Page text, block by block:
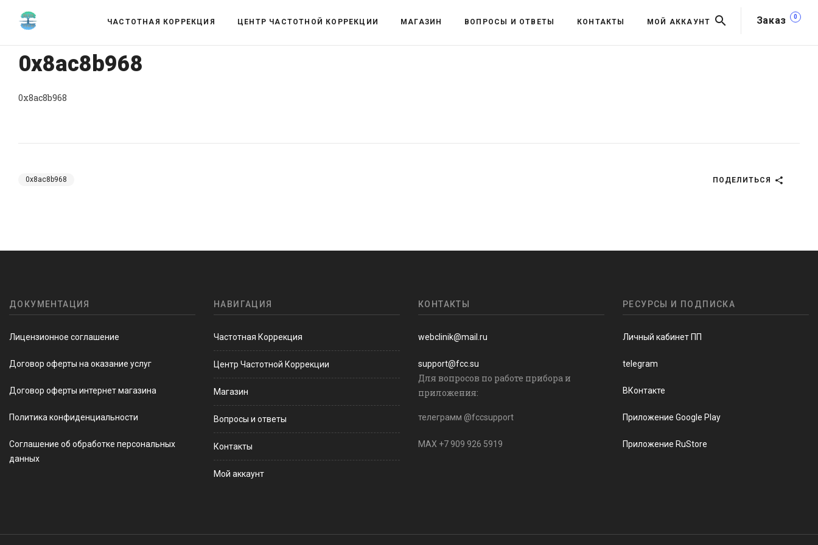
Заказ 0
ЧАСТОТНАЯ КОРРЕКЦИЯ ЦЕНТР ЧАСТОТНОЙ КОРРЕКЦИИ МАГАЗИН ВОПРОСЫ И ОТВЕТЫ КОНТАКТЫ МОЙ АККАУНТ
0x8ac8b968
0x8ac8b968
0x8ac8b968 ПОДЕЛИТЬСЯ
ДОКУМЕНТАЦИЯ
Лицензионное соглашение
Договор оферты на оказание услуг
Договор оферты интернет магазина
Политика конфиденциальности
Соглашение об обработке персональных
данных
НАВИГАЦИЯ
Частотная Коррекция
Центр Частотной Коррекции
Магазин
Вопросы и ответы
Контакты
Мой аккаунт
КОНТАКТЫ
webclinik@mail.ru
support@fcc.su
Для вопросов по работе прибора и
приложения:
телеграмм @fccsupport
MAX +7 909 926 5919
РЕСУРСЫ И ПОДПИСКА
Личный кабинет ПП
telegram
ВКонтакте
Приложение Google Play
Приложение RuStore